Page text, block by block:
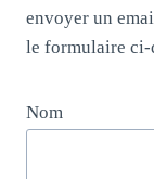
envoyer un
le formulaire ci-
Nom